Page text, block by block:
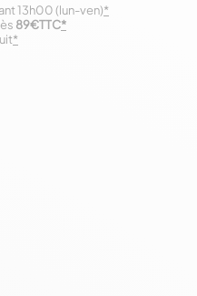
13h00 (lun-ven)*
*
89€TTC*